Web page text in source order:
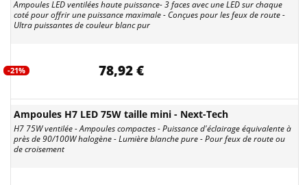
Ampoules LED ventilées haute puissance- 3 faces avec une LED sur chaque
coté pour offrir une puissance maximale - Conçues pour les feux de route -
Ultra puissantes de couleur blanc pur
-21% 78,92 €
Ampoules H7 LED 75W taille mini - Next-Tech
H7 75W ventilée - Ampoules compactes - Puissance d'éclairage équivalente à
près de 90/100W halogène - Lumière blanche pure - Pour feux de route ou
de croisement